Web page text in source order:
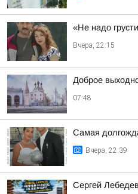
«Не надо
Вчера, 22:15
Доброе
07:48
Самая
Вчера, 22:39
Сергей